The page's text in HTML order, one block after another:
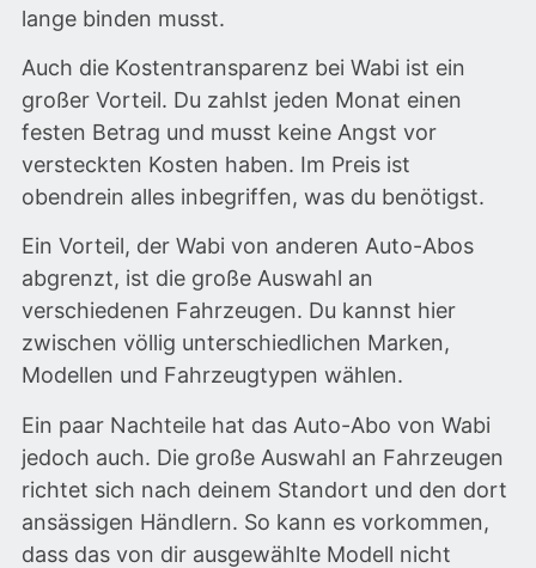
lange binden musst.
Auch die Kostentransparenz bei Wabi ist ein
großer Vorteil. Du zahlst jeden Monat einen
festen Betrag und musst keine Angst vor
versteckten Kosten haben. Im Preis ist
obendrein alles inbegriffen, was du benötigst.
Ein Vorteil, der Wabi von anderen Auto-Abos
abgrenzt, ist die große Auswahl an
verschiedenen Fahrzeugen. Du kannst hier
zwischen völlig unterschiedlichen Marken,
Modellen und Fahrzeugtypen wählen.
Ein paar Nachteile hat das Auto-Abo von Wabi
jedoch auch. Die große Auswahl an Fahrzeugen
richtet sich nach deinem Standort und den dort
ansässigen Händlern. So kann es vorkommen,
dass das von dir ausgewählte Modell nicht